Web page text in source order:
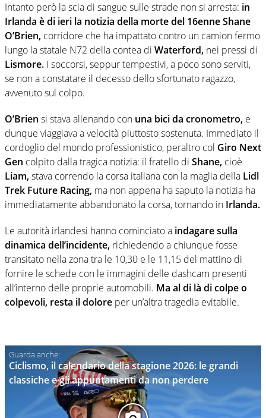
Intanto però la scia di sangue sulle strade non si arresta: in
Irlanda è di ieri la notizia della morte del 16enne Shane
O’Brien, corridore che ha impattato contro un camion fermo
lungo la statale N72 della contea di Waterford, nei pressi di
Lismore. I soccorsi, seppur tempestivi, a poco sono serviti,
se non a constatare il decesso dello sfortunato ragazzo,
avvenuto sul colpo.
O’Brien si stava allenando con una bici da cronometro, e
dunque viaggiava a velocità piuttosto sostenuta. Immediato il
cordoglio del mondo professionistico, peraltro col Giro Next
Gen colpito dalla tragica notizia: il fratello di Shane, cioè
Liam,stava correndo la corsa italiana con la maglia della Lidl
Trek Future Racing, ma non appena ha saputo la notizia ha
immediatamente abbandonato la corsa, tornando in Irlanda.
Le autorità irlandesi hanno cominciato a indagare sulla
dinamica dell’incidente, richiedendo a chiunque fosse
transitato nella zona tra le 10,30 e le 11,15 del mattino di
fornire le schede con le immagini delle dashcam presenti
all’interno delle proprie automobili. Ma al di là di colpe o
colpevoli, resta il dolore per un’altra tragedia evitabile.
Ciclismo, il calendario della stagione 2026: le grandi
classiche e gli appuntamenti da non perdere